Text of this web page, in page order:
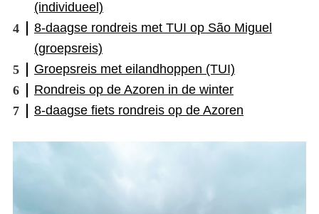
(individueel)
8-daagse rondreis met TUI op São Miguel
(groepsreis)
Groepsreis met eilandhoppen (TUI)
Rondreis op de Azoren in de winter
8-daagse fiets rondreis op de Azoren